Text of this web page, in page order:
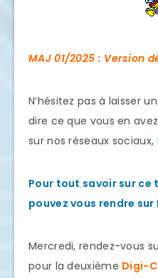
MAJ 01/2025 : Version
N’hésitez pas à laisser
dire ce que vous en
sur nos réseaux sociaux,
Pour tout savoir sur ce
pouvez vous rendre sur
Mercredi, rendez-vous
pour la deuxième Digi-